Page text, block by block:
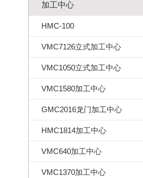
加工中心
HMC-100
VMC7126立式加工中心
VMC1050立式加工中心
VMC1580加工中心
GMC2016龙门加工中心
HMC1814加工中心
VMC640加工中心
VMC1370加工中心